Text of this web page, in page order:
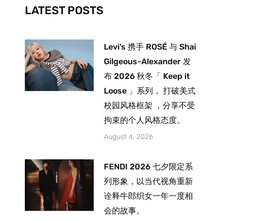
-
f
m
LATEST POSTS
Levi’s 携手 ROSÉ 与 Shai
Gilgeous-Alexander 发
布 2026 秋冬「 Keep it
Loose 」系列， 打破美式
校园风格框架 ，分享不受
拘束的个人风格态度。
August 4, 2026
FENDI 2026 七夕限定系
列形象，以当代视角重新
诠释牛郎织女一年一度相
会的故事。